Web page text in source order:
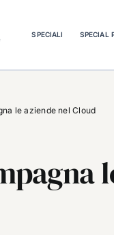
SPECIALI SPECIAL
le aziende nel Cloud